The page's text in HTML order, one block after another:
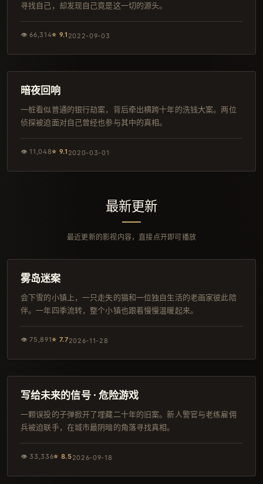
寻找自己，却发现自己竟是这一切的源头。
👁66,314⭐ 9.1 2022-09-03
4K
暗夜回响
一桩看似普通的银行劫案，背后牵出横跨十年的洗钱大案。两位
侦探被迫面对自己曾经也参与其中的真相。
👁11,048⭐ 9.1 2020-03-01
最新更新
最近更新的影视内容，直接点开即可播放
完结
雾岛迷案
会下雪的小镇上，一只走失的猫和一位独自生活的老画家彼此陪
伴。一年四季流转，整个小镇也跟着慢慢温暖起来。
👁75,891⭐ 7.72026-11-28
日本
写给未来的信号 · 危险游戏
一颗误投的子弹掀开了埋藏二十年的旧案。新人警官与老练雇佣
兵被迫联手，在城市最阴暗的角落寻找真相。
👁 33,336⭐ 8.52026-09-18